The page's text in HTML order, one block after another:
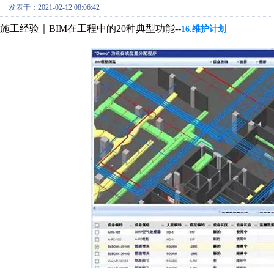
发表于：2021-02-12 08:06:42
施工经验｜ BIM在工程中的20种典型功能--16.维护计划